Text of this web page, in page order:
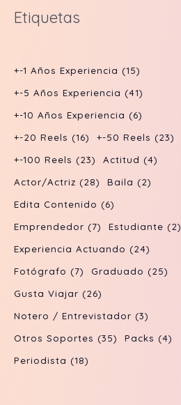
s
t t
t
o
s
c
t
o
s
u
c
t
s
d
u
c
t
o
s
Etiquetas
+-1 Años Experiencia (15)
+-5 Años Experiencia (41)
+-10 Años Experiencia (6)
+-20 Reels (16) +-50 Reels (23)
+-100 Reels (23) Actitud (4)
Actor/actriz (28) Baila (2)
Edita Contenido (6)
Emprendedor (7) Estudiante (2)
Experiencia Actuando (24)
Fotógrafo (7) Graduado (25)
Gusta Viajar (26)
Notero / Entrevistador (3)
Otros Soportes (35) Packs (4)
Periodista (18)